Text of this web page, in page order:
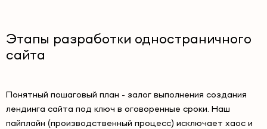
Этапы разработки одностраничного
сайта
Понятный пошаговый план - залог выполнения создания
лендинга сайта под ключ в оговоренные сроки. Наш
пайплайн (производственный процесс) исключает хаос и